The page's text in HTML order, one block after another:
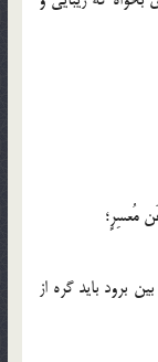
مُعسِرٍ؛
بايد گره از